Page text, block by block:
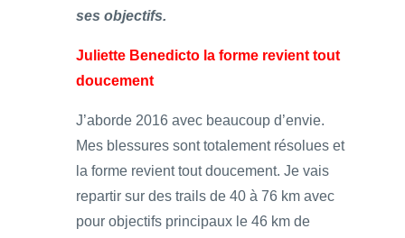
ses objectifs.
Juliette Benedicto la forme revient tout
doucement
J’aborde 2016 avec beaucoup d’envie.
Mes blessures sont totalement résolues et
la forme revient tout doucement. Je vais
repartir sur des trails de 40 à 76 km avec
pour objectifs principaux le 46 km de